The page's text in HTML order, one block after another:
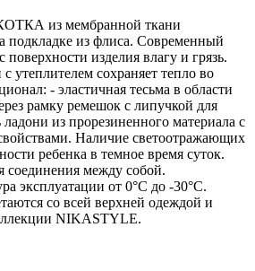
из мембранной ткани
подкладке из флиса. Современный
поверхности изделия влагу и грязь.
утеплителем сохраняет тепло во
- эластичная тесьма в области
рамку ремешок с липучкой для
ладони из прорезиненного материала с
Наличие светоотражающих
ребенка в темное время суток.
соединения между собой.
эксплуатации от 0°С до -30°С.
со всей верхней одеждой и
NIKASTYLE.